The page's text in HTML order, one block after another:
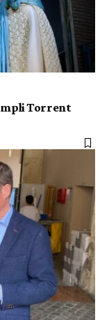
Torrent